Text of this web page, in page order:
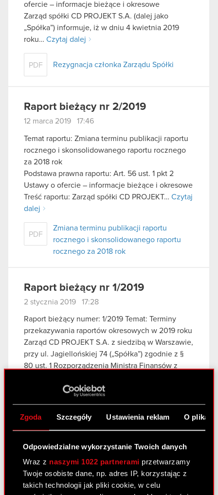
Zgoda Szczegóły Ustawienia reklam O
Odpowiedzialne wykorzystanie Twoich danych
Wraz z naszymi 1022 partnerami przetwarzamy
Twoje osobiste dane, np. adres IP, korzystając z
takich technologii jak pliki cookie, w celu
ofercie – informacje bieżące i okresowe
Zarząd spółki CD PROJEKT S.A. (dalej jako
„Spółka”) informuje, iż w dniu 4 kwietnia 2019
roku… Czytaj dalej
PDF Rezygnacja członka Zarządu Spółki
Raport bieżący nr 2/2019
12 marca 2019 17:46
Temat raportu: Zmiana terminu publikacji raportu
rocznego i skonsolidowanego raportu rocznego
za 2018 rok
Podstawa prawna raportu: Art. 56 ust. 1 pkt 2
Ustawy o ofercie – informacje bieżące i okresowe
Treść raportu: Zarząd spółki CD PROJEKT… Czytaj
dalej
PDF
Zmiana terminu publikacji raportu
rocznego i skonsolidowanego raportu
rocznego za 2018 rok
Raport bieżący nr 1/2019
2 stycznia 2019 17:28
Raport bieżący numer: 1/2019 Temat: Terminy
przekazywania raportów okresowych w 2019 roku
Zarząd CD PROJEKT S.A. z siedzibą w Warszawie,
przy ul. Jagiellońskiej 74 („Spółka”) zgodnie z §
80 ust. 1 Rozporządzenia Ministra Finansów z
PDF
Terminy przekazywania raportów
Zobacz również:
Centrum wyników